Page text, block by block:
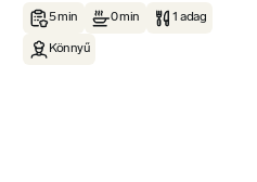
5 min 0 min 1 adag
Könnyű